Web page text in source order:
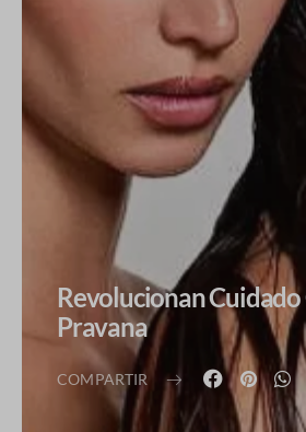
Revolucionan
Pravana
COMPARTIR